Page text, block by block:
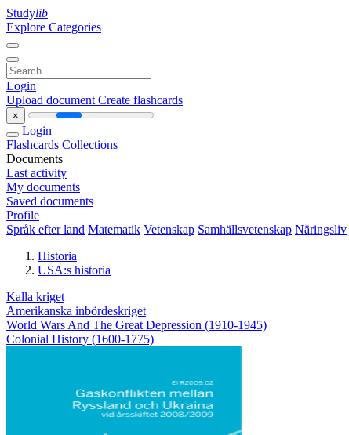
Studylib
Explore Categories
Login
Upload document Create flashcards
×
Login
Flashcards Collections
Documents
Last activity
My documents
Saved documents
Profile
Språk efter land Matematik Vetenskap Samhällsvetenskap Näringsliv
Historia
USA:s historia
Kalla kriget
Amerikanska inbördeskriget
World Wars And The Great Depression (1910-1945)
Colonial History (1600-1775)